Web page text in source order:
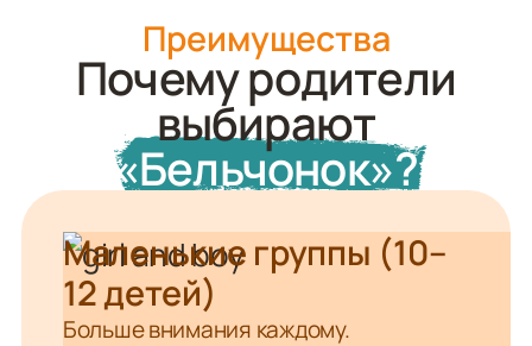
Преимущества
Почему родители
выбирают
«Бельчонок»?
Маленькие группы (10–
12 детей)
Больше внимания каждому.